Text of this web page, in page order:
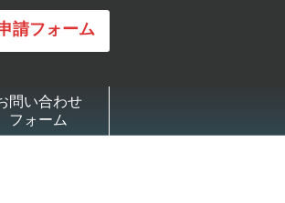
請フォーム
問い合わせ
フォーム